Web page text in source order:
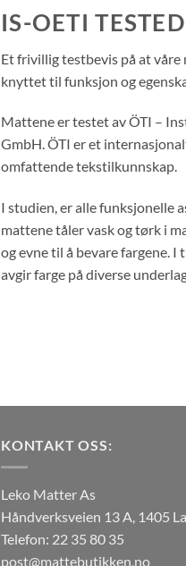
IS-OETI
Et frivillig testbevis på at
knyttet til funksjon og
Mattene er testet av ÖTI –
GmbH. ÖTI er et
omfattende tekstilkunnskap.
I studien, er alle funksjonelle
mattene tåler vask og tørk i
og evne til å bevare fargene.
avgir farge på diverse
KONTAKT OSS:
Leko Matter As
Håndverksveien 13 A, 1405
Telefon: 22 35 80 35
post@mattebutikken.no